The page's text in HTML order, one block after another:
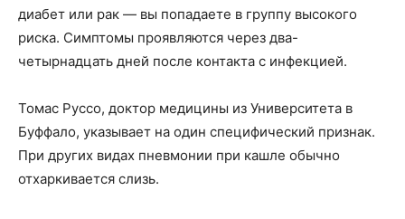
диабет или рак — вы попадаете в группу высокого
риска. Симптомы проявляются через два-
четырнадцать дней после контакта с инфекцией.
Томас Руссо, доктор медицины из Университета в
Буффало, указывает на один специфический признак.
При других видах пневмонии при кашле обычно
отхаркивается слизь.